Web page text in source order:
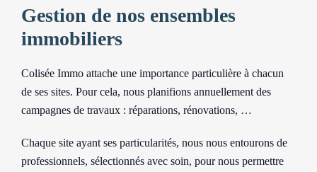
Gestion de nos ensembles
immobiliers
Colisée Immo attache une importance particulière à chacun
de ses sites. Pour cela, nous planifions annuellement des
campagnes de travaux : réparations, rénovations, …
Chaque site ayant ses particularités, nous nous entourons de
professionnels, sélectionnés avec soin, pour nous permettre